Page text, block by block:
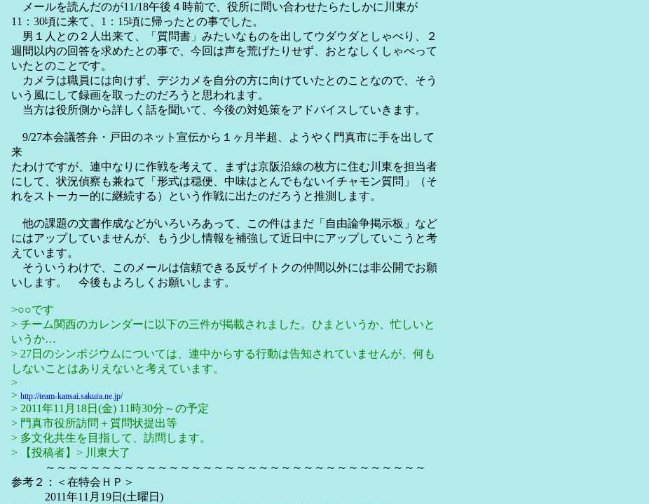
メールを読んだのが11/18午後４時前で、役所に問い合わせたらたしかに川東が
11：30頃に来て、1：15頃に帰ったとの事でした。
男１人との２人出来て、「質問書」みたいなものを出してウダウダとしゃべり、２
週間以内の回答を求めたとの事で、今回は声を荒げたりせず、おとなしくしゃべって
いたとのことです。
カメラは職員には向けず、デジカメを自分の方に向けていたとのことなので、そう
いう風にして録画を取ったのだろうと思われます。
当方は役所側から詳しく話を聞いて、今後の対処策をアドバイスしていきます。
9/27本会議答弁・戸田のネット宣伝から１ヶ月半超、ようやく門真市に手を出して
来
たわけですが、連中なりに作戦を考えて、まずは京阪沿線の枚方に住む川東を担当者
にして、状況偵察も兼ねて「形式は穏便、中味はとんでもないイチャモン質問」（そ
れをストーカー的に継続する）という作戦に出たのだろうと推測します。
他の課題の文書作成などがいろいろあって、この件はまだ「自由論争掲示板」など
にはアップしていませんが、もう少し情報を補強して近日中にアップしていこうと考
えています。
そういうわけで、このメールは信頼できる反ザイトクの仲間以外には非公開でお願
いします。 今後もよろしくお願いします。
>○○です
> チーム関西のカレンダーに以下の三件が掲載されました。ひまというか、忙しいと
いうか…
> 27日のシンポジウムについては、連中からする行動は告知されていませんが、何も
しないことはありえないと考えています。
>
> http://team-kansai.sakura.ne.jp/
> 2011年11月18日(金) 11時30分～の予定
> 門真市役所訪問＋質問状提出等
> 多文化共生を目指して、訪問します。
> 【投稿者】> 川東大了
～～～～～～～～～～～～～～～～～～～～～～～～～～～～～～～～～～
参考２：＜在特会ＨＰ＞
2011年11月19日(土曜日)